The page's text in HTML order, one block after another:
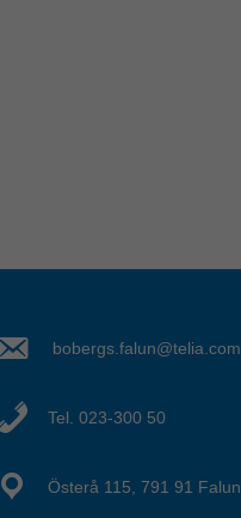
bobergs.falun@telia.com
Tel. 023-300 50
Österå 115, 791 91 Falun